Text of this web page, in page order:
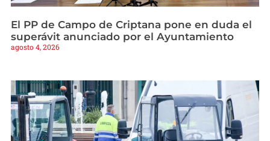
El PP de Campo de Criptana pone en duda el
superávit anunciado por el Ayuntamiento
agosto 4, 2026